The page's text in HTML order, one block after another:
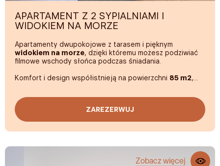
APARTAMENT Z 2 SYPIALNIAMI I
WIDOKIEM NA MORZE
Apartamenty dwupokojowe z tarasem i pięknym
widokiem na morze, dzięki któremu możesz podziwiać
filmowe wschody słońca podczas śniadania.
Komfort i design współistnieją na powierzchni 85 m2,
Size
tak, aby niczego Ci nie brakowało:smart TV
efektem deszczu, wysokiej klasy wyposażenie do
ZAREZERWUJ
Zobacz więcej